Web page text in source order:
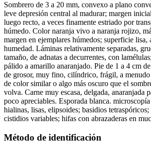
Sombrero de 3 a 20 mm, convexo a plano
leve depresión central al madurar; margen
luego recto, a veces finamente estriado por
húmedo. Color naranja vivo a naranja rojizo,
margen en ejemplares húmedos; superficie lisa,
humedad. Láminas relativamente separadas,
tamaño, de adnatas a decurrentes, con
pálido a amarillo anaranjado. Pie de 1 a 4 cm
de grosor, muy fino, cilíndrico, frágil, a
de color similar o algo más oscuro que el
volva. Carne muy escasa, delgada, anaranjada
poco apreciables. Esporada blanca.
hialinas, lisas, elipsoides; basidios tetraspóricos;
cistidios variables; hifas con abrazaderas en
Método de identificación